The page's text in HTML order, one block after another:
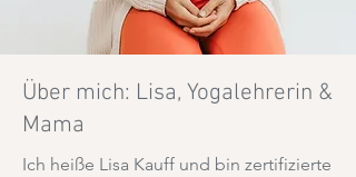
Über mich: Lisa, Yogalehrerin &
Mama
Ich heiße Lisa Kauff und bin zertifizierte